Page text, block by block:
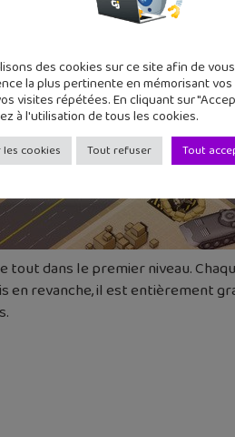
tout dans le premier niveau.
revanche, il est entièrement
des cookies sur ce site afin de
la plus pertinente en mémorisant
visites répétées. En cliquant sur
à l'utilisation de tous les cookies.
les cookies Tout refuser Tout